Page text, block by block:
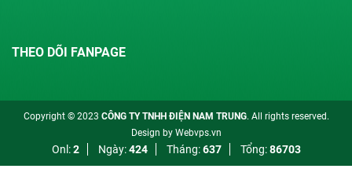
THEO DÕI FANPAGE
Copyright © 2023 CÔNG TY TNHH ĐIỆN NAM TRUNG. All rights reserved.
Design by Webvps.vn
Onl:2 Ngày:424 Tháng:637 Tổng:86703